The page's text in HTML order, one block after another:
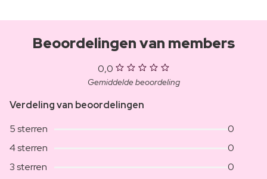
Beoordelingen van members
0,0
Gemiddelde beoordeling
Verdeling van beoordelingen
5 sterren
0
4 sterren
0
3 sterren
0